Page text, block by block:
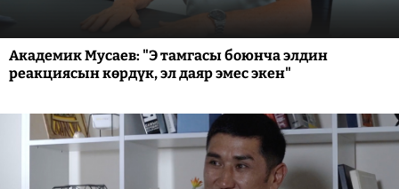
Академик Мусаев: "Э тамгасы боюнча элдин
реакциясын көрдүк, эл даяр эмес экен"